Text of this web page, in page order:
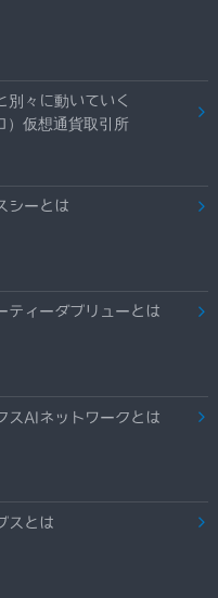
々に動いていく
）仮想通貨取引所
シーとは
ティーダブリューとは
スAIネットワークとは
スとは